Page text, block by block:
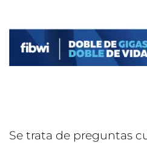
Se trata de preguntas